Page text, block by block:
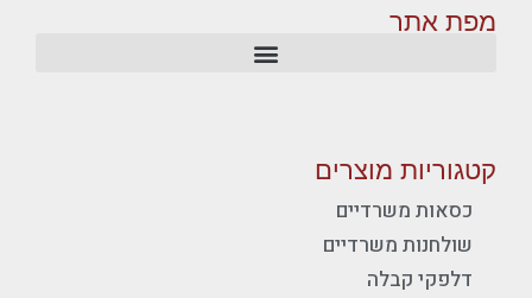
מפת אתר
קטגוריות מוצרים
כסאות משרדיים
שולחנות משרדיים
דלפקי קבלה